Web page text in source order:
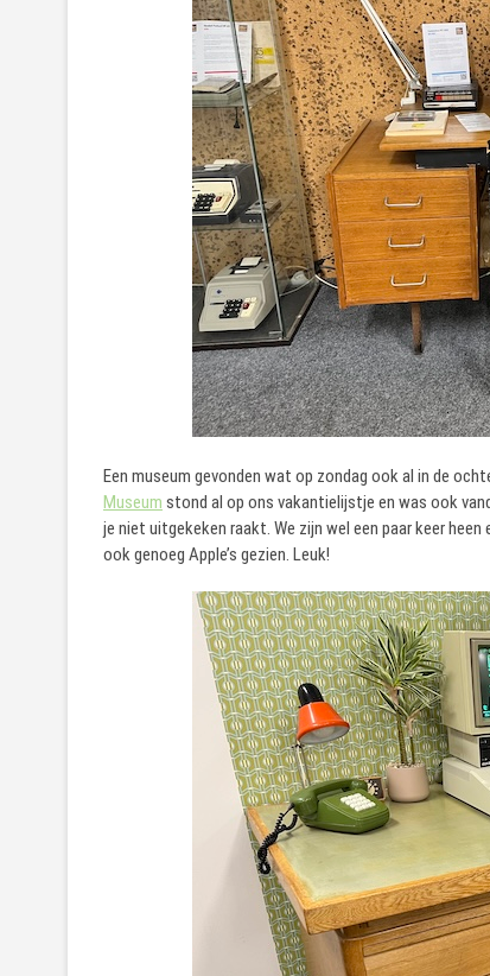
Een museum gevonden wat op zondag ook al in de
Museum stond al op ons vakantielijstje en was ook
je niet uitgekeken raakt. We zijn wel een paar keer heen
ook genoeg Apple’s gezien. Leuk!